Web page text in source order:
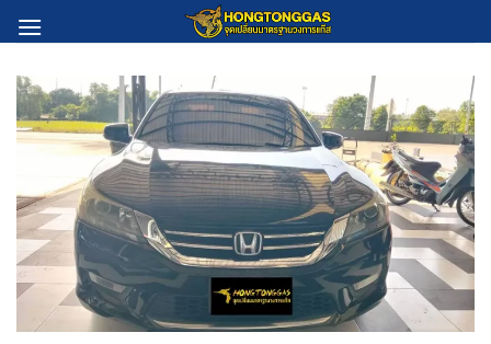
to